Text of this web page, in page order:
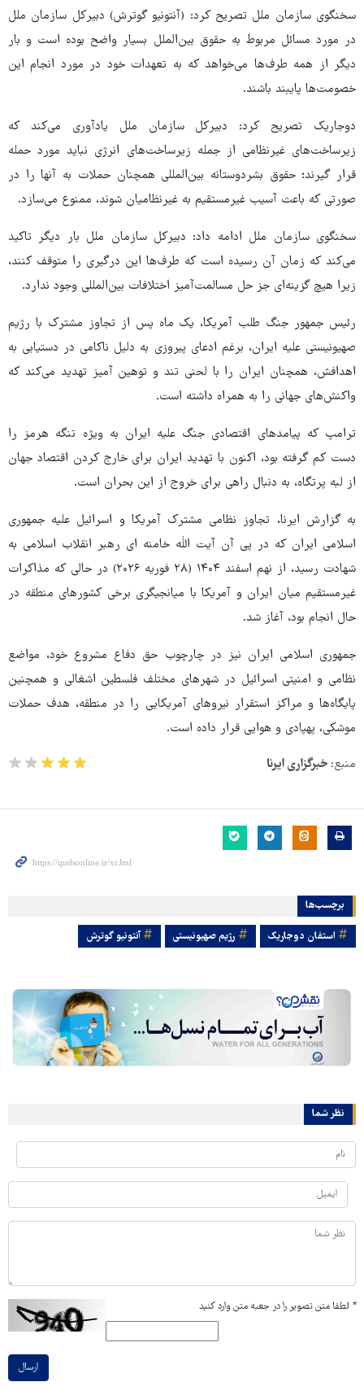
سخنگوی سازمان ملل تصریح کرد: (آنتونیو گوترش) دبیرکل سازمان ملل
در مورد مسائل مربوط به حقوق بین‌الملل بسیار واضح بوده است و بار
دیگر از همه طرف‌ها می‌خواهد که به تعهدات خود در مورد انجام این
خصومت‌ها پایبند باشند.
دوجاریک تصریح کرد: دبیرکل سازمان ملل یادآوری می‌کند که
زیرساخت‌های غیرنظامی از جمله زیرساخت‌های انرژی نباید مورد حمله
قرار گیرند؛ حقوق بشردوستانه بین‌المللی همچنان حملات به آنها را در
صورتی که باعث آسیب غیرمستقیم به غیرنظامیان شوند، ممنوع می‌سازد.
سخنگوی سازمان ملل ادامه داد: دبیرکل سازمان ملل بار دیگر تاکید
می‌کند که زمان آن رسیده است که طرف‌ها این درگیری را متوقف کنند،
زیرا هیچ گزینه‌ای جز حل مسالمت‌آمیز اختلافات بین‌المللی وجود ندارد.
رئیس جمهور جنگ طلب آمریکا، یک ماه پس از تجاوز مشترک با رژیم
صهیونیستی علیه ایران، برغم ادعای پیروزی به دلیل ناکامی در دستیابی به
اهدافش، همچنان ایران را با لحنی تند و توهین آمیز تهدید می‌کند که
واکنش‌های جهانی را به همراه داشته است.
ترامپ که پیامدهای اقتصادی جنگ علیه ایران به ویژه تنگه هرمز را
دست کم گرفته بود، اکنون با تهدید ایران برای خارج کردن اقتصاد جهان
از لبه پرتگاه، به دنبال راهی برای خروج از این بحران است.
به گزارش ایرنا، تجاوز نظامی مشترک آمریکا و اسرائیل علیه جمهوری
اسلامی ایران که در پی آن آیت الله خامنه ای رهبر انقلاب اسلامی به
شهادت رسید، از نهم اسفند ۱۴۰۴ (۲۸ فوریه ۲۰۲۶) در حالی که مذاکرات
غیرمستقیم میان ایران و آمریکا با میانجیگری برخی کشورهای منطقه در
حال انجام بود، آغاز شد.
جمهوری اسلامی ایران نیز در چارچوب حق دفاع مشروع خود، مواضع
نظامی و امنیتی اسرائیل در شهرهای مختلف فلسطین اشغالی و همچنین
پایگاه‌ها و مراکز استقرار نیروهای آمریکایی را در منطقه، هدف حملات
موشکی، پهپادی و هوایی قرار داده است.
منبع: خبرگزاری ایرنا
برچسب‌ها
استفان دوجاریک رژیم صهیونیستی آنتونیو گوترش
نظر شما
* لطفا متن تصویر را در جعبه متن وارد کنید
ارسال